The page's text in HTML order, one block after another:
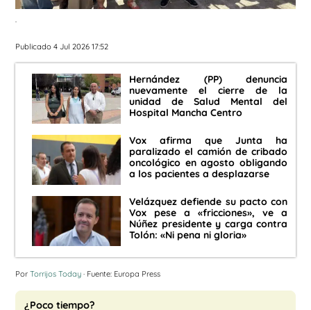
.
Publicado 4 Jul 2026 17:52
Hernández (PP) denuncia
nuevamente el cierre de la
unidad de Salud Mental del
Hospital Mancha Centro
Vox afirma que Junta ha
paralizado el camión de cribado
oncológico en agosto obligando
a los pacientes a desplazarse
Velázquez defiende su pacto con
Vox pese a «fricciones», ve a
Núñez presidente y carga contra
Tolón: «Ni pena ni gloria»
Por Torrijos Today · Fuente: Europa Press
¿Poco tiempo?